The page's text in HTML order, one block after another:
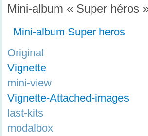
Mini-album « Super héros
Mini-album Super heros
Original
Vignette
mini-view
Vignette-Attached-images
last-kits
modalbox